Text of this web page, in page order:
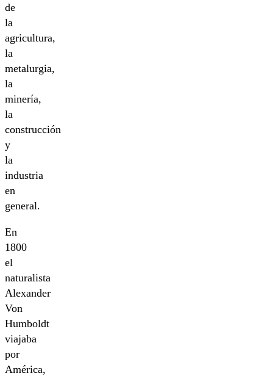
de
la
agricultura,
la
metalurgia,
la
minería,
la
construcción
y
la
industria
en
general.
En
1800
el
naturalista
Alexander
Von
Humboldt
viajaba
por
América,